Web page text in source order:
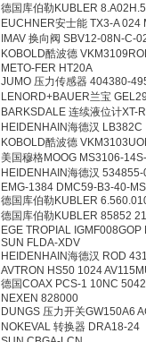
德国库伯勒KUBLER
EUCHNER安士能
IMAV 换向阀 SBV12-
KOBOLD酷波德
METO-FER HT20A
JUMO 压力传感器
LENORD+BAUER兰宝
BARKSDALE 连续液位
HEIDENHAIN海德汉
KOBOLD酷波德
美国穆格MOOG
HEIDENHAIN海德汉
EMG-1384 DMC59-B3-
德国库伯勒KUBLER
德国库伯勒KUBLER
EGE TROPIAL
SUN FLDA-XDV
HEIDENHAIN海德汉
AVTRON HS50 1024
德国COAX PCS-1
NEXEN 828000
DUNGS 压力开关
NOKEVAL 转换器